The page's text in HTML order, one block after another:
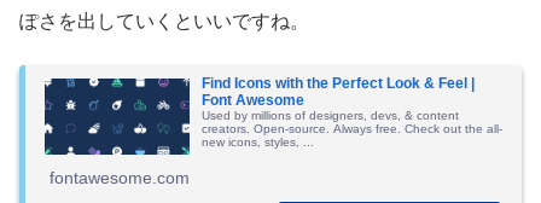
ぽさを出していくといいですね。
Find Icons with the Perfect Look & Feel |
Font Awesome
Used by millions of designers, devs, & content
creators. Open-source. Always free. Check out the all-
new icons, styles, ...
fontawesome.com